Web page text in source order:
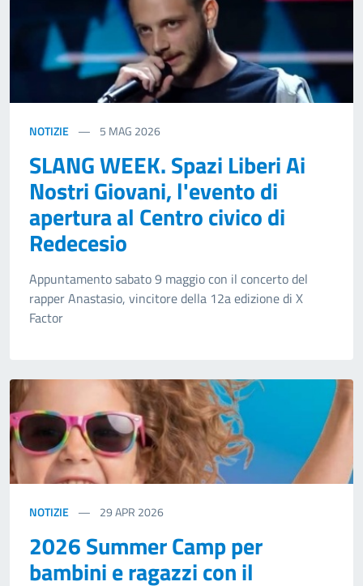
NOTIZIE 5 MAG 2026
SLANG WEEK. Spazi Liberi Ai
Nostri Giovani, l'evento di
apertura al Centro civico di
Redecesio
Appuntamento sabato 9 maggio con il concerto del
rapper Anastasio, vincitore della 12a edizione di X
Factor
NOTIZIE 29APR 2026
2026 Summer Camp per
bambini e ragazzi con il